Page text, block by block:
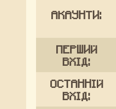
АКАУНТИ:
ПЕРШИЙ
ВХІД:
ОСТАННІЙ
ВХІД: